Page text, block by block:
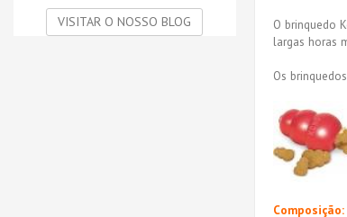
O brinquedo
largas horas
Os
Composição:
VISITAR O NOSSO BLOG